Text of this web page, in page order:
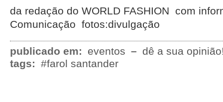
da redação do WORLD FASHION com
Comunicação fotos:divulgação
publicado em: eventos – dê a sua
tags: #farol santander